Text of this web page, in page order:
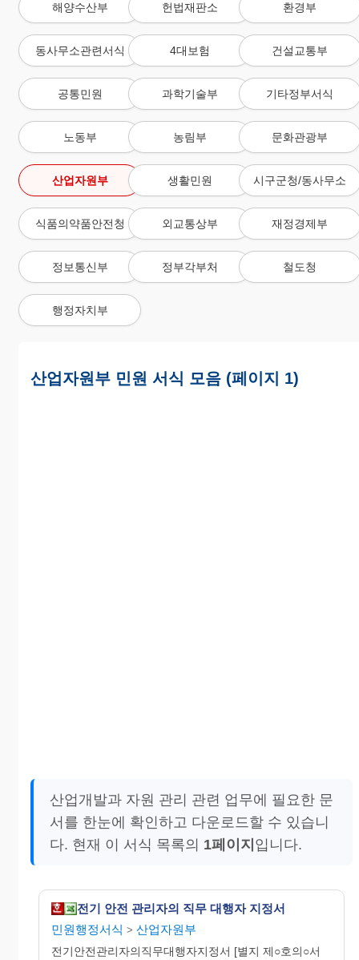
해양수산부 헌법재판소 환경부
동사무소관련서식 4대보험 건설교통부
공통민원 과학기술부 기타정부서식
노동부 농림부 문화관광부
산업자원부 생활민원 시구군청/동사무소
식품의약품안전청 외교통상부 재정경제부
정보통신부 정부각부처 철도청
행정자치부
산업자원부 민원 서식 모음 (페이지 1)
산업개발과 자원 관리 관련 업무에 필요한 문
서를 한눈에 확인하고 다운로드할 수 있습니
다. 현재 이 서식 목록의 1페이지 입니다.
전기 안전 관리자의 직무 대행자 지정서
민원행정서식 > 산업자원부
전기안전관리자의직무대행자지정서 [별지 제○호의○서